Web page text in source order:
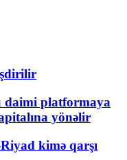
daimi platformaya
yönəlir
kimə qarşı